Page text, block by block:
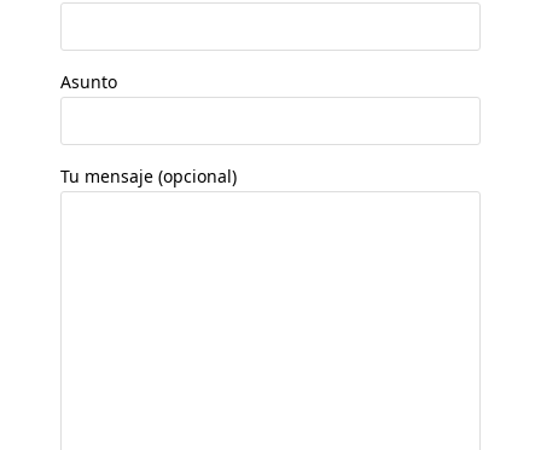
Asunto
Tu mensaje (opcional)